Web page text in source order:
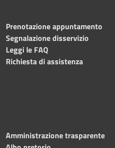
Prenotazione appuntamento
Segnalazione disservizio
Leggi le FAQ
Richiesta di assistenza
Amministrazione trasparente